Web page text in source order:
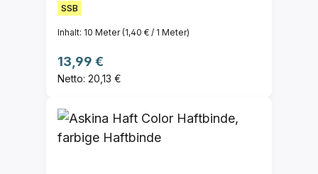
SSB
Inhalt: 10 Meter(1,40 € / 1 Meter)
Regulärer Preis:
13,99 €
Netto: 20,13 €